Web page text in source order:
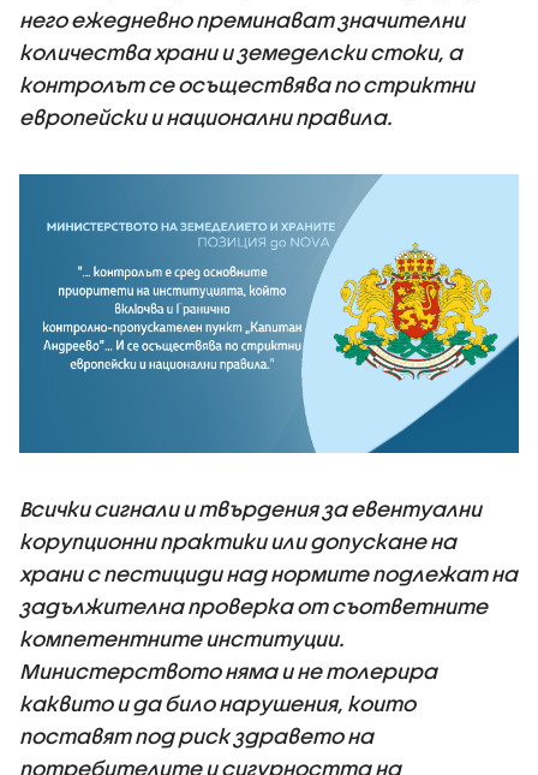
него ежедневно преминават значителни
количества храни и земеделски стоки, а
контролът се осъществява по стриктни
европейски и национални правила.
Всички сигнали и твърдения за евентуални
корупционни практики или допускане на
храни с пестициди над нормите подлежат на
задължителна проверка от съответните
компетентните институции.
Министерството няма и не толерира
каквито и да било нарушения, които
поставят под риск здравето на
потребителите и сигурността на